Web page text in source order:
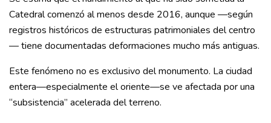
Catedral comenzó al menos desde 2016, aunque —según
registros históricos de estructuras patrimoniales del centro
— tiene documentadas deformaciones mucho más antiguas.
Este fenómeno no es exclusivo del monumento. La ciudad
entera—especialmente el oriente—se ve afectada por una
“subsistencia” acelerada del terreno.